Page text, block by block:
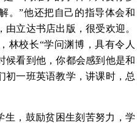
。”他还把自己的指导体会和
立达书店出版，很受欢迎。
林校长“学问渊博，具有令人
候看到他，你都会感到他是和
一班英语教学，讲课时，总
生，鼓励贫困生刻苦努力，学